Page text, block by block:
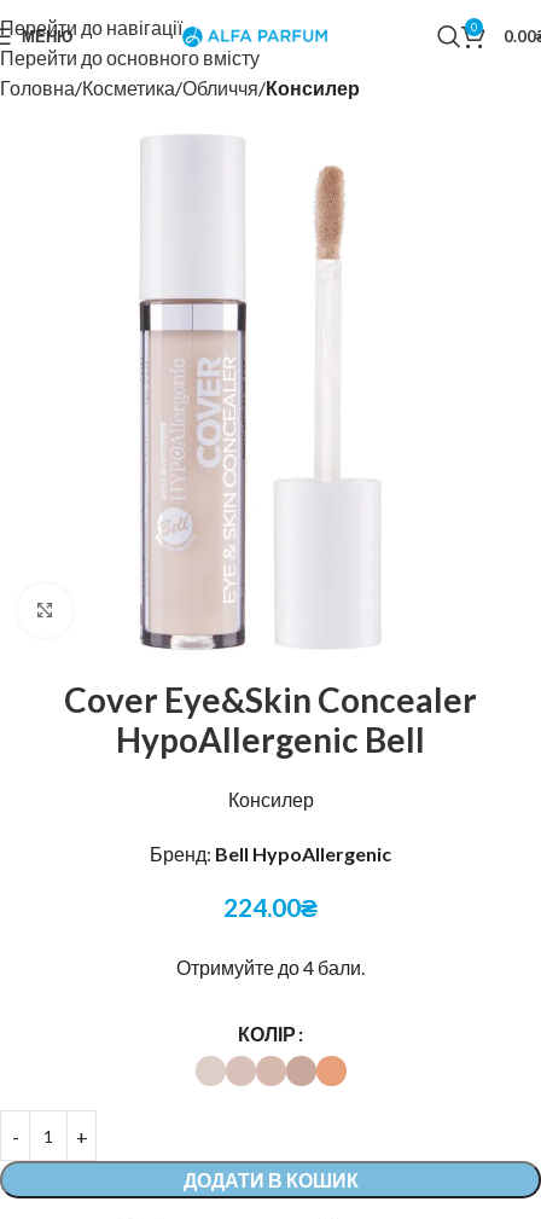
Перейти до навігації
Перейти до основного вмісту
МЕНЮ 0 0.00
Головна Косметика Обличчя Консилер
Натисніть, щоб збільшити
Cover Eye&Skin Concealer
HypoAllergenic Bell
Консилер
Бренд: Bell HypoAllergenic
224.00₴
Отримуйте до 4 бали.
КОЛІР
ДОДАТИ В КОШИК